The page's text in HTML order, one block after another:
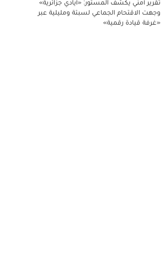
تقرير أمني يكشف المستور: «أيادي جزائرية»
وجهت الاقتحام الجماعي لسبتة ومليلية عبر
«غرفة قيادة رقمية»